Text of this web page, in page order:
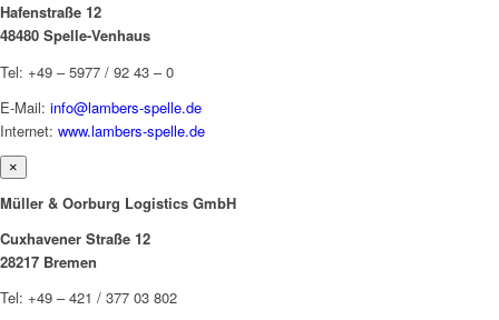
Hafenstraße 12
48480 Spelle-Venhaus
Tel: +49 – 5977 / 92 43 – 0
E-Mail: info@lambers-spelle.de
Internet: www.lambers-spelle.de
×
Müller & Oorburg Logistics GmbH
Cuxhavener Straße 12
28217 Bremen
Tel: +49 – 421 / 377 03 802